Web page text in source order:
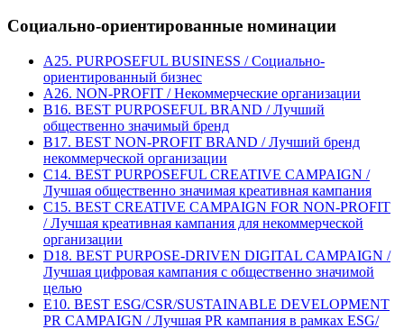
Социально-ориентированные номинации
A25. PURPOSEFUL BUSINESS / Социально-
ориентированный бизнес
A26. NON-PROFIT / Некоммерческие организации
B16. BEST PURPOSEFUL BRAND / Лучший
общественно значимый бренд
B17. BEST NON-PROFIT BRAND / Лучший бренд
некоммерческой организации
C14. BEST PURPOSEFUL CREATIVE CAMPAIGN /
Лучшая общественно значимая креативная кампания
C15. BEST CREATIVE CAMPAIGN FOR NON-PROFIT
/ Лучшая креативная кампания для некоммерческой
организации
D18. BEST PURPOSE-DRIVEN DIGITAL CAMPAIGN /
Лучшая цифровая кампания с общественно значимой
целью
E10. BEST ESG/CSR/SUSTAINABLE DEVELOPMENT
PR CAMPAIGN / Лучшая PR кампания в рамках ESG/